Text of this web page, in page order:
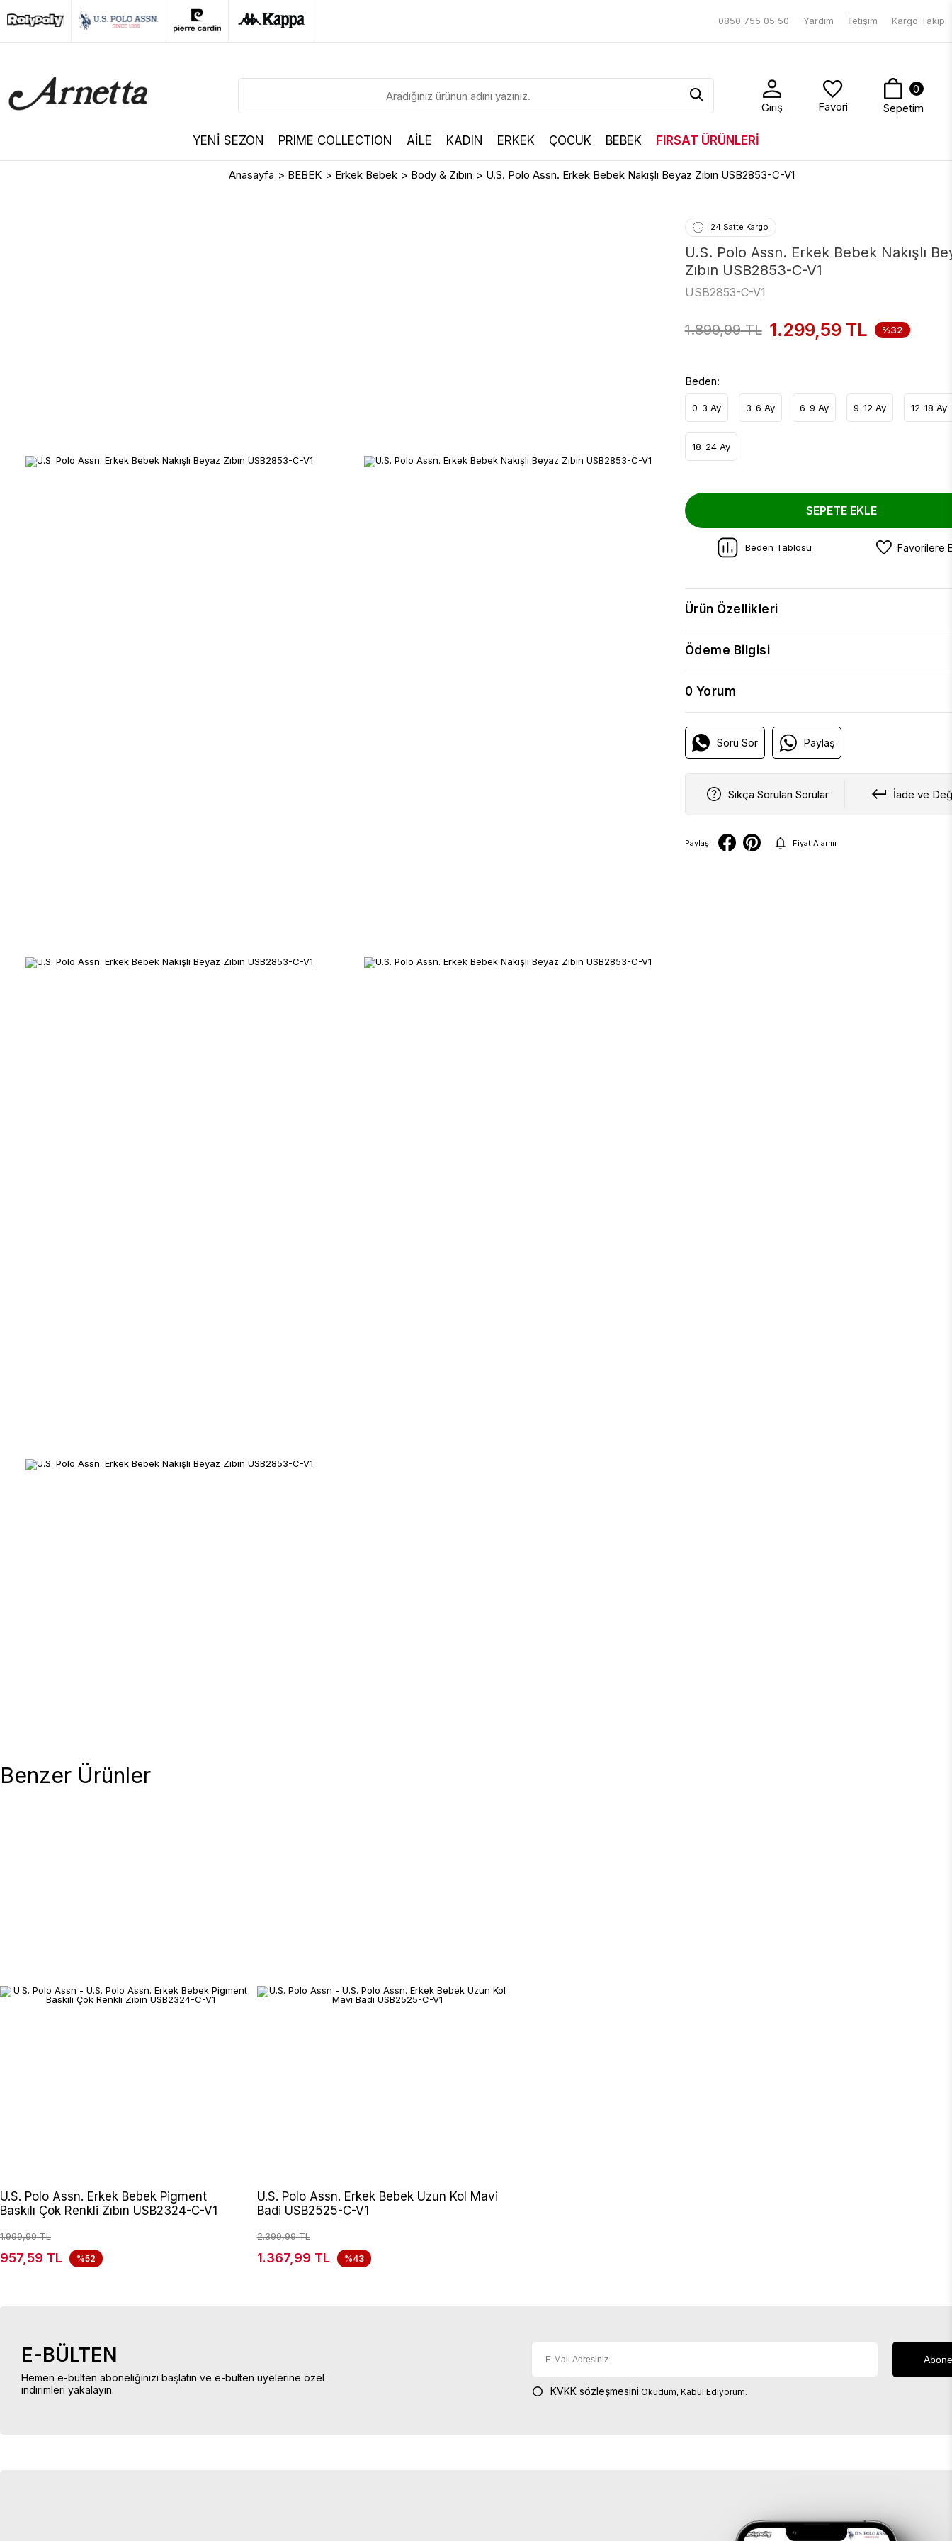
0850 755 05 50 Yardım İletişim Kargo Takip
Giriş Favori
0
Sepetim
YENİ SEZON PRIME COLLECTION AİLE KADIN ERKEK ÇOCUK BEBEK FIRSAT ÜRÜNLERİ
Anasayfa > BEBEK > Erkek Bebek > Body & Zıbın > U.S. Polo Assn. Erkek Bebek Nakışlı Beyaz Zıbın USB2853-C-V1
24 Satte Kargo
U.S. Polo Assn. Erkek Bebek Nakışlı
Zıbın USB2853-C-V1
USB2853-C-V1
1.899,99TL 1.299,59TL %32
Beden:
0-3 Ay 3-6 Ay 6-9 Ay 9-12 Ay 12-18 Ay
18-24 Ay
SEPETE EKLE
Beden Tablosu Favorilere
Ürün Özellikleri
Ödeme Bilgisi
0 Yorum
Soru Sor Paylaş
Sıkça Sorulan Sorular İade ve
Paylaş: Fiyat Alarmı
Benzer Ürünler
U.S. Polo Assn. Erkek Bebek Pigment
Baskılı Çok Renkli Zıbın USB2324-C-V1
1.999,99 TL
957,59 TL %52
U.S. Polo Assn. Erkek Bebek Uzun Kol Mavi
Badi USB2525-C-V1
2.399,99 TL
1.367,99 TL %43
E-BÜLTEN
Hemen e-bülten aboneliğinizi başlatın ve e-bülten üyelerine özel
indirimleri yakalayın.
KVKK sözleşmesini Okudum, Kabul Ediyorum.